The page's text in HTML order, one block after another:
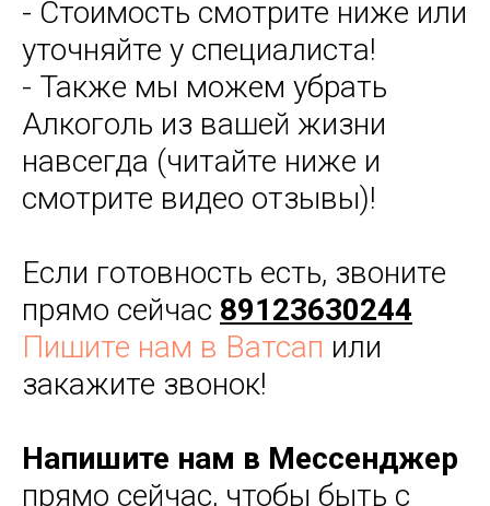
- Стоимость смотрите ниже или
уточняйте у специалиста!
- Также мы можем убрать
Алкоголь из вашей жизни
навсегда (читайте ниже и
смотрите видео отзывы)!
Если готовность есть, звоните
прямо сейчас 89123630244
Пишите нам в Ватсап или
закажите звонок!
Напишите нам в Мессенджер
прямо сейчас, чтобы быть с